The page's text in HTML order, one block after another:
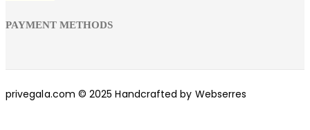
PAYMENT METHODS
privegala.com © 2025 Handcrafted by Webserres